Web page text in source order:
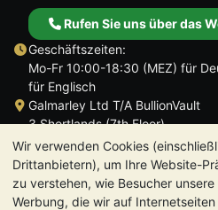
Wir verwenden Cookies
Drittanbietern), um Ihre Website-
zu verstehen, wie Besucher
Werbung, die wir auf
Rufen Sie uns über das
Geschäftszeiten:
Mo-Fr 10:00-18:30 (MEZ) für
für Englisch
Galmarley Ltd T/A BullionVault
3 Shortlands (7th Floor)
Hammersmith
London
W6 8DA
Großbritannien